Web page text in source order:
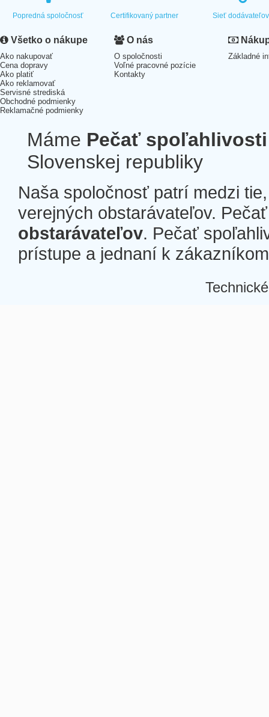
Popredná spoločnosť Certifikovaný partner Sieť dodávateľov
Všetko o nákupe
Ako nakupovať
Cena dopravy
Ako platiť
Ako reklamovať
Servisné strediská
Obchodné podmienky
Reklamačné podmienky
O nás
O spoločnosti
Voľné pracovné pozície
Kontakty
Základné
Máme Pečať spoľahlivosti
Slovenskej republiky
Naša spoločnosť patrí medzi
verejných obstarávateľov.
obstarávateľov. Pečať
prístupe a jednaní k